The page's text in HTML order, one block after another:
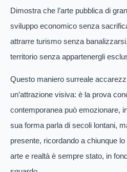
Dimostra che l’arte pubblica di
sviluppo economico senza
attrarre turismo senza
territorio senza appartenergli
Questo maniero surreale
un’attrazione visiva: è la prova
contemporanea può emozionare,
sua forma parla di secoli lontani,
presente, ricordando a chiunque
arte e realtà è sempre stato, in